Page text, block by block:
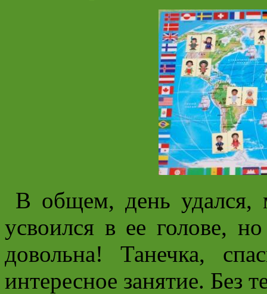
В общем, день удался,
усвоился в ее голове,
довольна! Танечка,
интересное занятие. Без